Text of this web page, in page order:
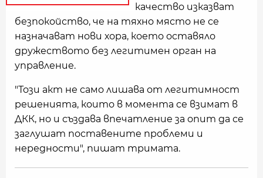
качество изказват
безпокойство, че на тяхно място не се
назначават нови хора, което оставяло
дружеството без легитимен орган на
управление.
"Този акт не само лишава от легитимност
решенията, които в момента се взимат в
ДКК, но и създава впечатление за опит да се
заглушат поставените проблеми и
нередности", пишат тримата.